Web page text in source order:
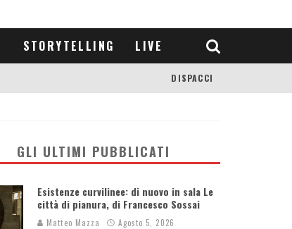
STORYTELLING LIVE
DISPACCI
GLI ULTIMI PUBBLICATI
Esistenze curvilinee: di nuovo in sala Le
città di pianura, di Francesco Sossai
Matteo Mazza Agosto 5, 2026